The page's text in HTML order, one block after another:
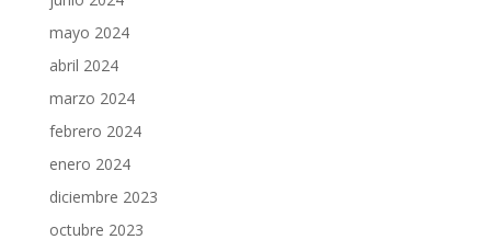
mayo 2024
abril 2024
marzo 2024
febrero 2024
enero 2024
diciembre 2023
octubre 2023